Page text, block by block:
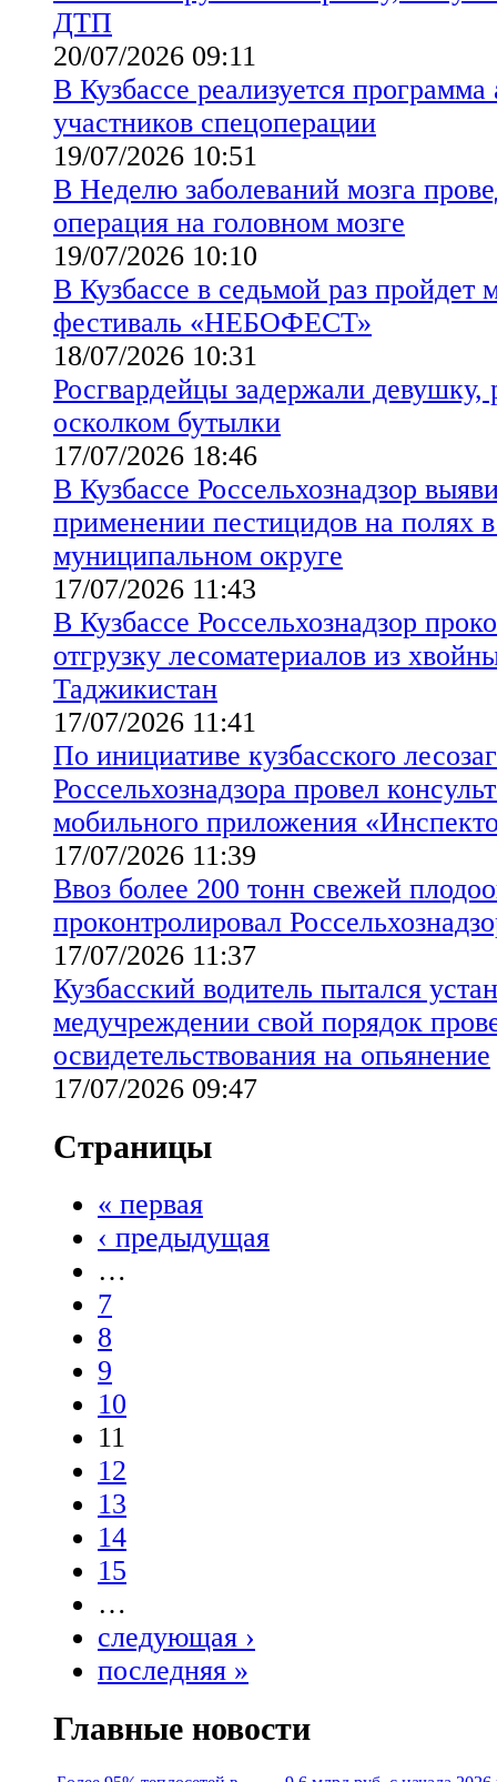
ДТП
20/07/2026 09:11
В Кузбассе реализуется
участников спецоперации
19/07/2026 10:51
В Неделю заболеваний мозга
операция на головном мозге
19/07/2026 10:10
В Кузбассе в седьмой раз пройдет
фестиваль «НЕБОФЕСТ»
18/07/2026 10:31
Росгвардейцы задержали
осколком бутылки
17/07/2026 18:46
В Кузбассе Россельхознадзор
применении пестицидов на полях
муниципальном округе
17/07/2026 11:43
В Кузбассе Россельхознадзор
отгрузку лесоматериалов из
Таджикистан
17/07/2026 11:41
По инициативе кузбасского
Россельхознадзора провел
мобильного приложения
17/07/2026 11:39
Ввоз более 200 тонн свежей
проконтролировал
17/07/2026 11:37
Кузбасский водитель пытался
медучреждении свой порядок
освидетельствования на опьянение
17/07/2026 09:47
Страницы
« первая
‹ предыдущая
…
7
8
9
10
11
12
13
14
15
…
следующая ›
последняя »
Главные новости